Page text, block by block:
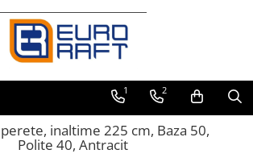
1 2
inaltime 225 cm, Baza 50,
Polite 40, Antracit